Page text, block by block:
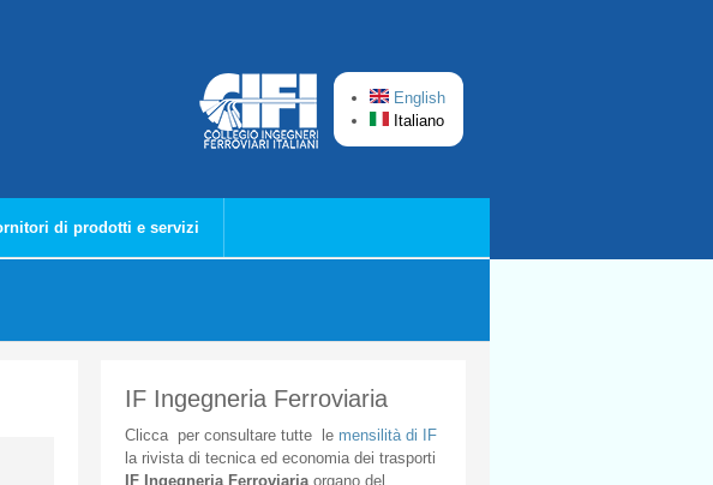
English
Italiano
di prodotti e servizi
IF Ingegneria Ferroviaria
Cliccaper consultare tuttele mensilità di IF
la rivista di tecnica ed economia dei trasporti
IF Ingegneria Ferroviaria organodel